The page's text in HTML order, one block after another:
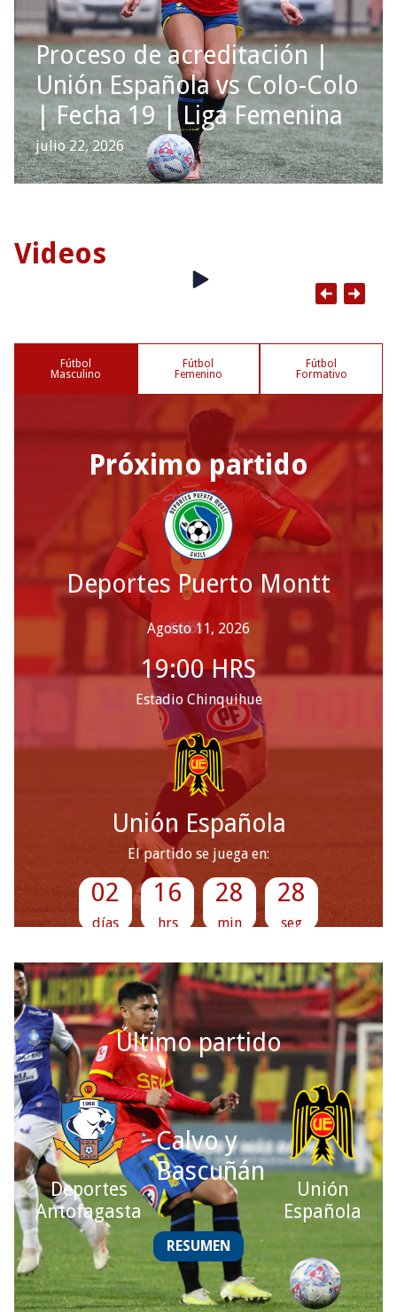
Proceso de acreditación |
Unión Española vs Colo-Colo
| Fecha 19 | Liga Femenina
julio 22, 2026
Videos
Fútbol
Masculino
Fútbol
Femenino
Fútbol
Formativo
Próximo partido
Deportes Puerto Montt
Agosto 11, 2026
19:00HRS
Estadio Chinquihue
Unión Española
El partido se juega en:
02
días
16
hrs
28
min
26
seg
Último partido
Deportes
Antofagasta
Calvo y
Bascuñán
Unión
Española
RESUMEN